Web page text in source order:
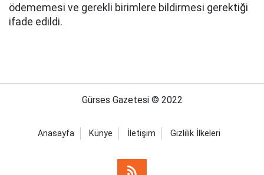
ödememesi ve gerekli birimlere bildirmesi gerektiği
ifade edildi.
Gürses Gazetesi © 2022
Anasayfa Künye İletişim Gizlilik İlkeleri